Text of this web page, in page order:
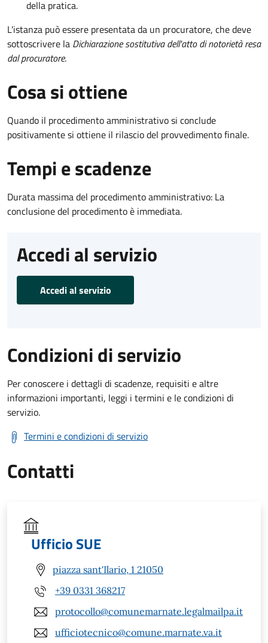
della pratica.
L'istanza può essere presentata da un procuratore, che deve
sottoscrivere la Dichiarazione sostitutiva dell'atto di notorietà resa
dal procuratore.
Cosa si ottiene
Quando il procedimento amministrativo si conclude
positivamente si ottiene il rilascio del provvedimento finale.
Tempi e scadenze
Durata massima del procedimento amministrativo: La
conclusione del procedimento è immediata.
Accedi al servizio
Accedi al servizio
Condizioni di servizio
Per conoscere i dettagli di scadenze, requisiti e altre
informazioni importanti, leggi i termini e le condizioni di
servizio.
Termini e condizioni di servizio
Contatti
Ufficio SUE
piazza sant'Ilario, 1 21050
+39 0331 368217
protocollo@comunemarnate.legalmailpa.it
ufficiotecnico@comune.marnate.va.it